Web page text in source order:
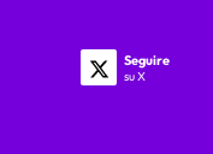
Seguire
su X